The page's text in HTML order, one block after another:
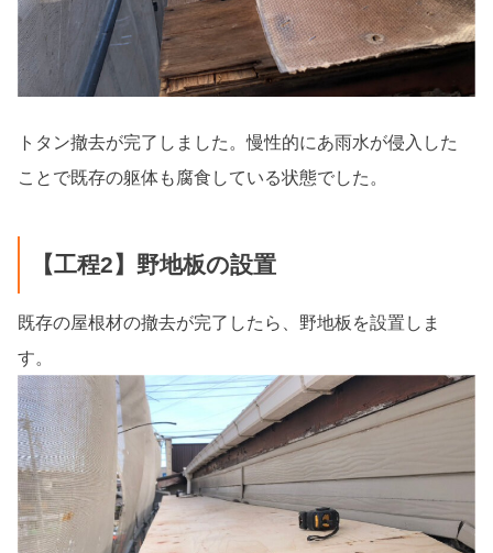
トタン撤去が完了しました。慢性的にあ雨水が侵入した
ことで既存の躯体も腐食している状態でした。
【工程2】野地板の設置
既存の屋根材の撤去が完了したら、野地板を設置しま
す。